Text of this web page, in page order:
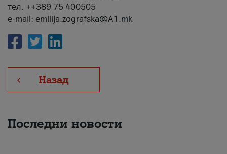
тел. ++389 75 400505
e-mail: emilija.zografska@A1.mk
Назад
Последни новости